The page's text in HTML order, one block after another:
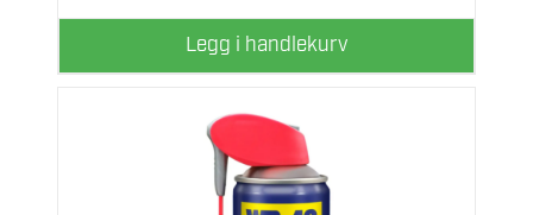
Legg i handlekurv